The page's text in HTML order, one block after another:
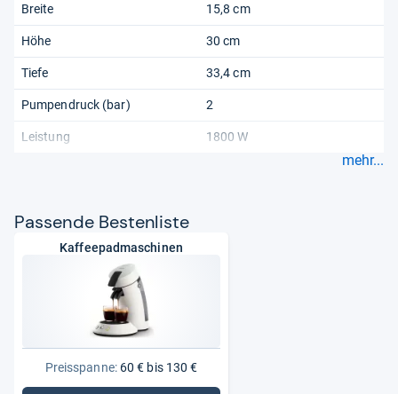
Breite 15,8 cm
Höhe 30 cm
Tiefe 33,4 cm
Pumpendruck (bar) 2
Leistung 1800 W
mehr...
Pas­sende Bes­ten­liste
Kaffeepadmaschinen
Preisspanne:60 € bis 130 €